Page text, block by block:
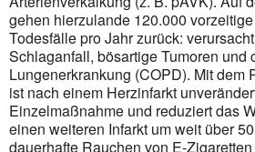
gehen hierzulande 120.000
Todesfälle pro Jahr zurück:
Schlaganfall, bösartige Tumoren und
Lungenerkrankung (COPD). Mit dem
ist nach einem Herzinfarkt
Einzelmaßnahme und reduziert das
einen weiteren Infarkt um weit über
dauerhafte Rauchen von E-